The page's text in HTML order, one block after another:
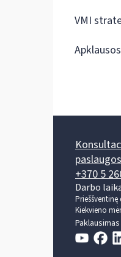
VMI
Apklausos
+370 5
Darbo
Kiekvieno